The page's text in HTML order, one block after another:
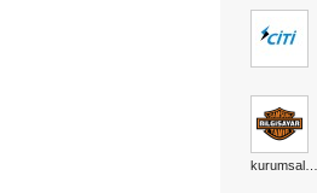
kurumsal…